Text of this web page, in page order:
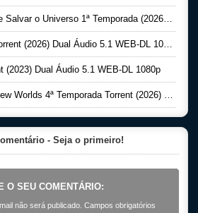
1ª Temporada (2026) Dual Áudio 5.1 WEB-DL 1080p
(2026) Dual Áudio 5.1 WEB-DL 1080p
(2023) Dual Áudio 5.1 WEB-DL 1080p
Temporada Torrent (2026) Dual Áudio 5.1 WEB-DL 1080p
- Seja o primeiro!
O SEU COMENTÁRIO:
não será publicado. Campos obrigatórios